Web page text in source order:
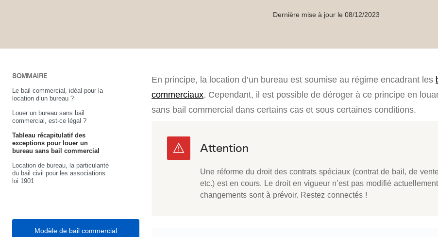
Dernière mise à jour le 08/12/2023
SOMMAIRE
Le bail commercial, idéal pour la
location d’un bureau ?
Louer un bureau sans bail
commercial, est-ce légal ?
Tableau récapitulatif des
exceptions pour louer un
bureau sans bail commercial
Location de bureau, la particularité
du bail civil pour les associations
loi 1901
Modèle de bail commercial
En principe, la location d’un bureau est soumise au régime encadrant les
commerciaux. Cependant, il est possible de déroger à ce principe en
sans bail commercial dans certains cas et sous certaines conditions.
Une réforme du droit des contrats spéciaux (contrat de bail, de
etc.) est en cours. Le droit en vigueur n’est pas modifié
changements sont à prévoir. Restez connectés !